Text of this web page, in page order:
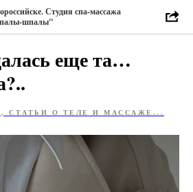
Студия спа-массажа
шпалы"
еще та…
СТАТЬИ О ТЕЛЕ И МАССАЖЕ...